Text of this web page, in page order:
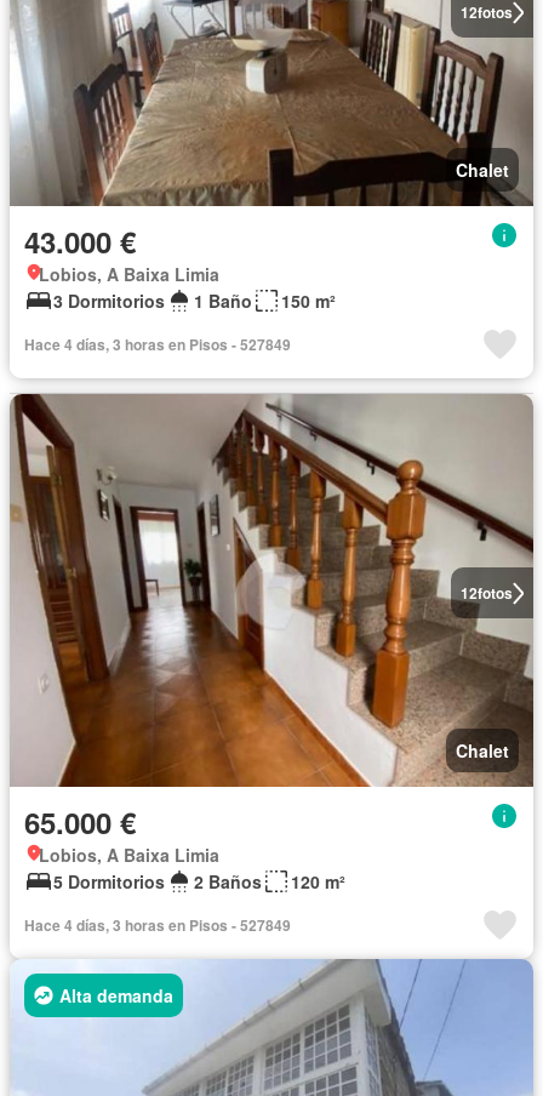
12fotos
Chalet
43.000 €
Lobios, A Baixa Limia
3 Dormitorios
1 Baño 150 m²
Hace 4 días, 3 horas en Pisos - 527849
12fotos
Chalet
65.000 €
Lobios, A Baixa Limia
5 Dormitorios
2 Baños 120 m²
Hace 4 días, 3 horas en Pisos - 527849
Alta demanda